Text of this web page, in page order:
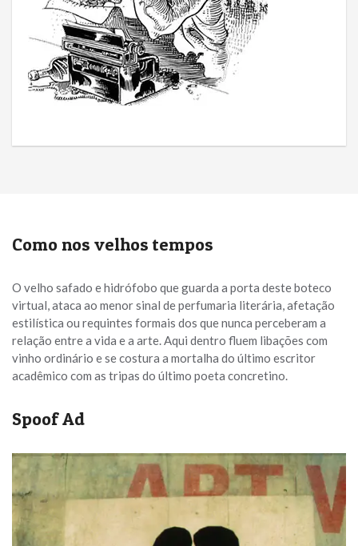
Como nos velhos tempos
O velho safado e hidrófobo que guarda a porta deste boteco
virtual, ataca ao menor sinal de perfumaria literária, afetação
estilística ou requintes formais dos que nunca perceberam a
relação entre a vida e a arte. Aqui dentro fluem libações com
vinho ordinário e se costura a mortalha do último escritor
acadêmico com as tripas do último poeta concretino.
Spoof Ad